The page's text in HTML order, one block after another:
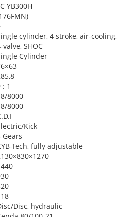
YB300H
cylinder, 4 stroke, air-cooling,
valve, SHOC
Cylinder
: 1
8000
8000
Kick
Gears
Tech, fully adjustable
Disc, hydraulic